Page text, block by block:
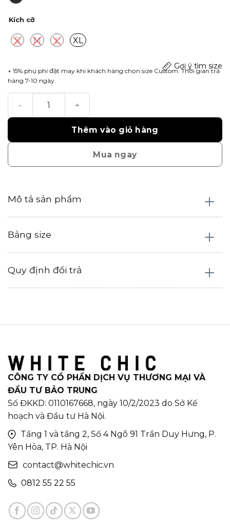
Kích cỡ
S M L XL
+ 15% phụ phí đặt may khi khách hàng chọn size Custom. Thời gian trả
hàng 7-10 ngày.
Gợi ý tìm size
Thêm vào giỏ hàng
Mua ngay
Mô tả sản phẩm
Bảng size
Quy định đổi trả
CÔNG TY CỔ PHẦN DỊCH VỤ THƯƠNG MẠI VÀ
ĐẦU TƯ BẢO TRUNG
Số ĐKKD: 0110167668, ngày 10/2/2023 do Sở Kế
hoạch và Đầu tư Hà Nội.
Tầng 1 và tầng 2, Số 4 Ngõ 91 Trần Duy Hưng, P.
Yên Hòa, TP. Hà Nội
contact@whitechic.vn
0812 55 22 55